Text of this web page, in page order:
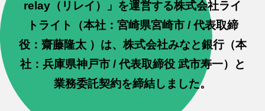
relay（リレイ）」を運営する株式会社ライ
トライト（本社：宮崎県宮崎市 / 代表取締
役：齋藤隆太 ）は、株式会社みなと銀行（本
社：兵庫県神戸市 / 代表取締役 武市寿一）と
業務委託契約を締結しました。